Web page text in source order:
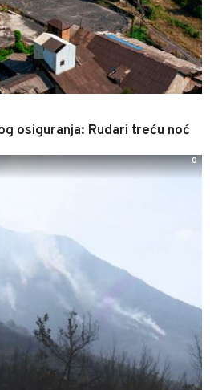
osiguranja: Rudari treću noć
0